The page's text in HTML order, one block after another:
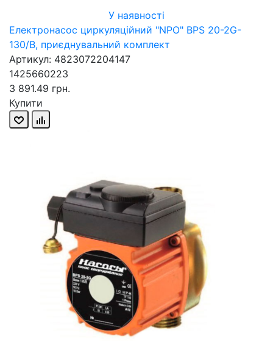
У наявності
Електронасос циркуляційний "NPO" BPS 20-2G-
130/B, приєднувальний комплект
Артикул: 4823072204147
1425660223
3 891.49 грн.
Купити